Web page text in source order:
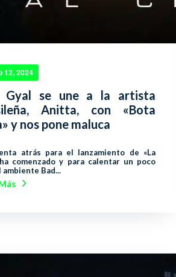
12, 2024
Gyal se une a la artista
Anitta, con «Bota
y nos pone maluca
atrás para el lanzamiento de «La
comenzado y para calentar un poco
ambiente Bad...